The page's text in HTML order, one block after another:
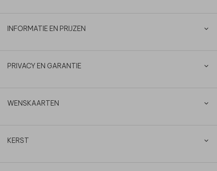
INFORMATIE EN PRIJZEN
PRIVACY EN GARANTIE
WENSKAARTEN
KERST